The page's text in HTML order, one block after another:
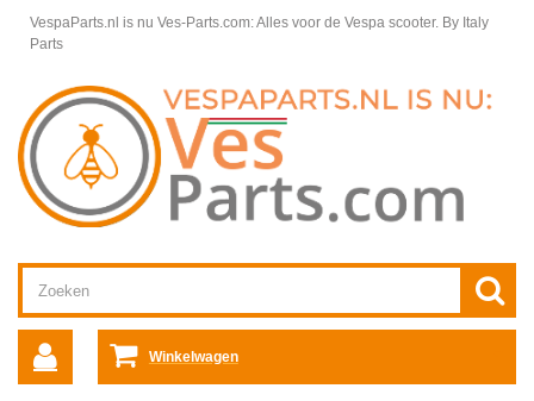
VespaParts.nl is nu Ves-Parts.com: Alles voor de Vespa scooter. By Italy
Parts
Winkelwagen